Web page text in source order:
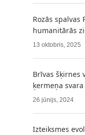
Rozās spalvas
humanitārās
13 oktobris, 2025
Brīvas šķirnes
ķermeņa
26 jūnijs, 2024
Izteiksmes